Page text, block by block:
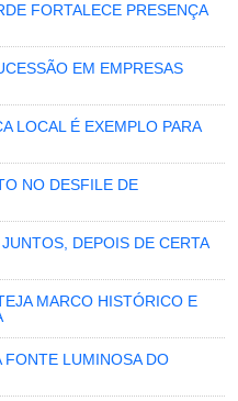
FORTALECE PRESENÇA
EM EMPRESAS
LOCAL É EXEMPLO PARA
NO DESFILE DE
DEPOIS DE CERTA
MARCO HISTÓRICO E
FONTE LUMINOSA DO